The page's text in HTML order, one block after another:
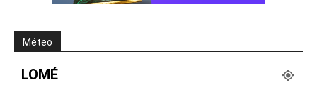
Méteo
LOMÉ